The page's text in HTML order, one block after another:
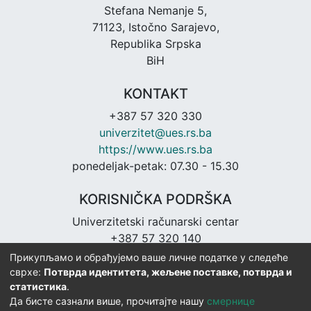
Stefana Nemanje 5,
71123, Istočno Sarajevo,
Republika Srpska
BiH
KONTAKT
+387 57 320 330
univerzitet@ues.rs.ba
https://www.ues.rs.ba
ponedeljak-petak: 07.30 - 15.30
KORISNIČKA PODRŠKA
Univerzitetski računarski centar
+387 57 320 140
urc@ues.rs.ba
https://urc.ues.rs.ba
Прикупљамо и обрађујемо ваше личне податке у следеће
сврхе: Потврда идентитета, жељене поставке, потврда и
статистика.
Да бисте сазнали више, прочитајте нашу смернице